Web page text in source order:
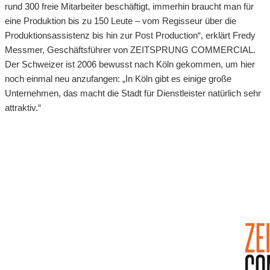
rund 300 freie Mitarbeiter beschäftigt, immerhin braucht man für
eine Produktion bis zu 150 Leute – vom Regisseur über die
Produktionsassistenz bis hin zur Post Production“, erklärt Fredy
Messmer, Geschäftsführer von ZEITSPRUNG COMMERCIAL.
Der Schweizer ist 2006 bewusst nach Köln gekommen, um hier
noch einmal neu anzufangen: „In Köln gibt es einige große
Unternehmen, das macht die Stadt für Dienstleister natürlich sehr
attraktiv.“